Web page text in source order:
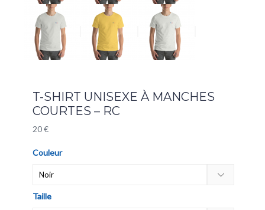
T-SHIRT UNISEXE À MANCHES
COURTES – RC
20€
Couleur
Taille